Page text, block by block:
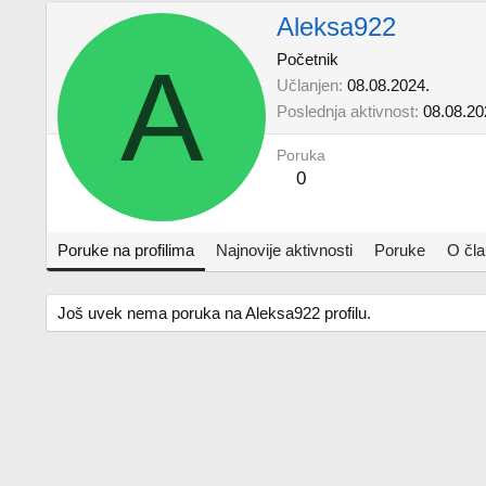
A
Aleksa922
Početnik
Učlanjen 08.08.2024.
Poslednja aktivnost
Poruka
0
Poruke na profilima Najnovije aktivnosti Poruke O
Još uvek nema poruka na Aleksa922 profilu.